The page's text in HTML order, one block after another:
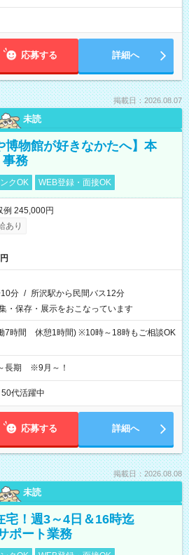
応募する 詳細へ
掲載日：2026.08.07
未読
博物館が好きなかたへ】本
事務
クOK WEB登録・面接OK
245,000円
あり
分 / 所沢駅から民間バス12分
・保存・展示をおこなっています
7時間 休憩1時間) ※10時～18時もご相談OK
長期 ※9月～！
代活躍中
応募する 詳細へ
掲載日：2026.08.08
未読
宅！週3～4日＆16時迄
ポート業務